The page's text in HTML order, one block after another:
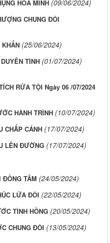
HÒA MINH (09/06/2024)
CHUNG ĐÔI
KHẤN (25/06/2024)
TÌNH (01/07/2024)
RỬA TỘI Ngày 06 /07/2024
HÀNH TRÌNH (10/07/2024)
CHẮP CÁNH (17/07/2024)
LÊN ĐƯỜNG (17/07/2024)
ĐỒNG TÂM (24/05/2024)
LỨA ĐÔI (22/05/2024)
TÌNH HỒNG (20/05/2024)
CHUNG ĐÔI (13/05/2024)